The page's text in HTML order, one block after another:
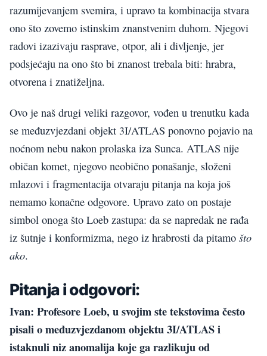
razumijevanjem svemira, i upravo ta kombinacija stvara
ono što zovemo istinskim znanstvenim duhom. Njegovi
radovi izazivaju rasprave, otpor, ali i divljenje, jer
podsjećaju na ono što bi znanost trebala biti: hrabra,
otvorena i znatiželjna.
Ovo je naš drugi veliki razgovor, vođen u trenutku kada
se međuzvjezdani objekt 3I/ATLAS ponovno pojavio na
noćnom nebu nakon prolaska iza Sunca. ATLAS nije
običan komet, njegovo neobično ponašanje, složeni
mlazovi i fragmentacija otvaraju pitanja na koja još
nemamo konačne odgovore. Upravo zato on postaje
simbol onoga što Loeb zastupa: da se napredak ne rađa
iz šutnje i konformizma, nego iz hrabrosti da pitamo što
ako.
Pitanja i odgovori:
Ivan: Profesore Loeb, u svojim ste tekstovima često
pisali o međuzvjezdanom objektu 3I/ATLAS i
istaknuli niz anomalija koje ga razlikuju od